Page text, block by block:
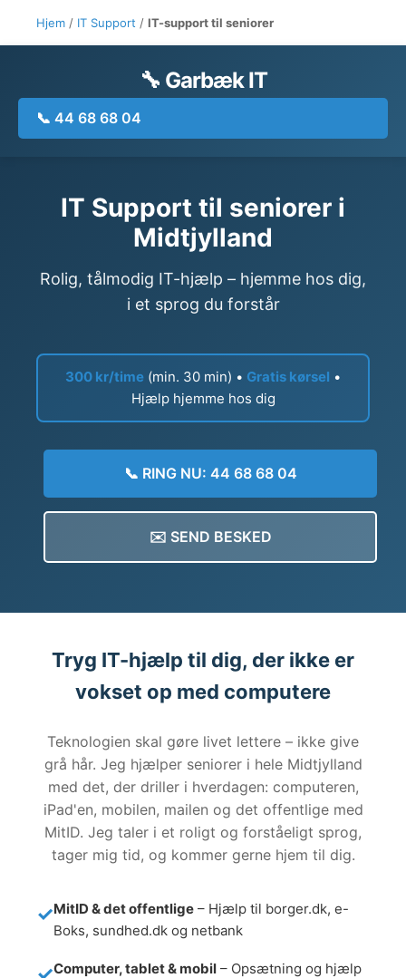
Hjem / IT Support / IT-support til seniorer
🔧 Garbæk IT
📞 44 68 68 04
IT Support til seniorer i
Midtjylland
Rolig, tålmodig IT-hjælp – hjemme hos dig,
i et sprog du forstår
300 kr/time (min. 30 min) • Gratis kørsel •
Hjælp hjemme hos dig
📞 RING NU: 44 68 68 04
✉️ SEND BESKED
Tryg IT-hjælp til dig, der ikke er
vokset op med computere
Teknologien skal gøre livet lettere – ikke give
grå hår. Jeg hjælper seniorer i hele Midtjylland
med det, der driller i hverdagen: computeren,
iPad'en, mobilen, mailen og det offentlige med
MitID. Jeg taler i et roligt og forståeligt sprog,
tager mig tid, og kommer gerne hjem til dig.
MitID & det offentlige – Hjælp til borger.dk, e-
Boks, sundhed.dk og netbank
Computer, tablet & mobil – Opsætning og hjælp